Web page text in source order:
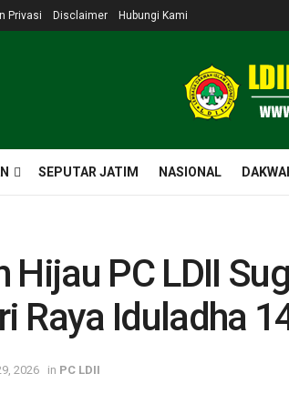
Privasi Disclaimer Hubungi Kami
SEPUTAR JATIM NASIONAL
Hijau PC LDII
Raya Iduladha
2026 in PC LDII